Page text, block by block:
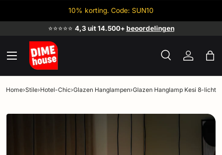
10% korting. Code: SUN10
⭐⭐⭐⭐⭐ 4,3 uit 14.500+ beoordelingen
Zoeken
ZoekenInloggenTas
Home›Stile›Hotel-Chic›Glazen Hanglampen›Glazen Hanglamp Kesi 8-lichts